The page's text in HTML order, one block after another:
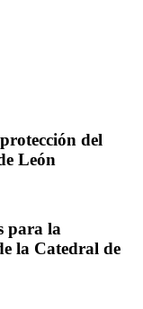
del
León
para la
la Catedral de